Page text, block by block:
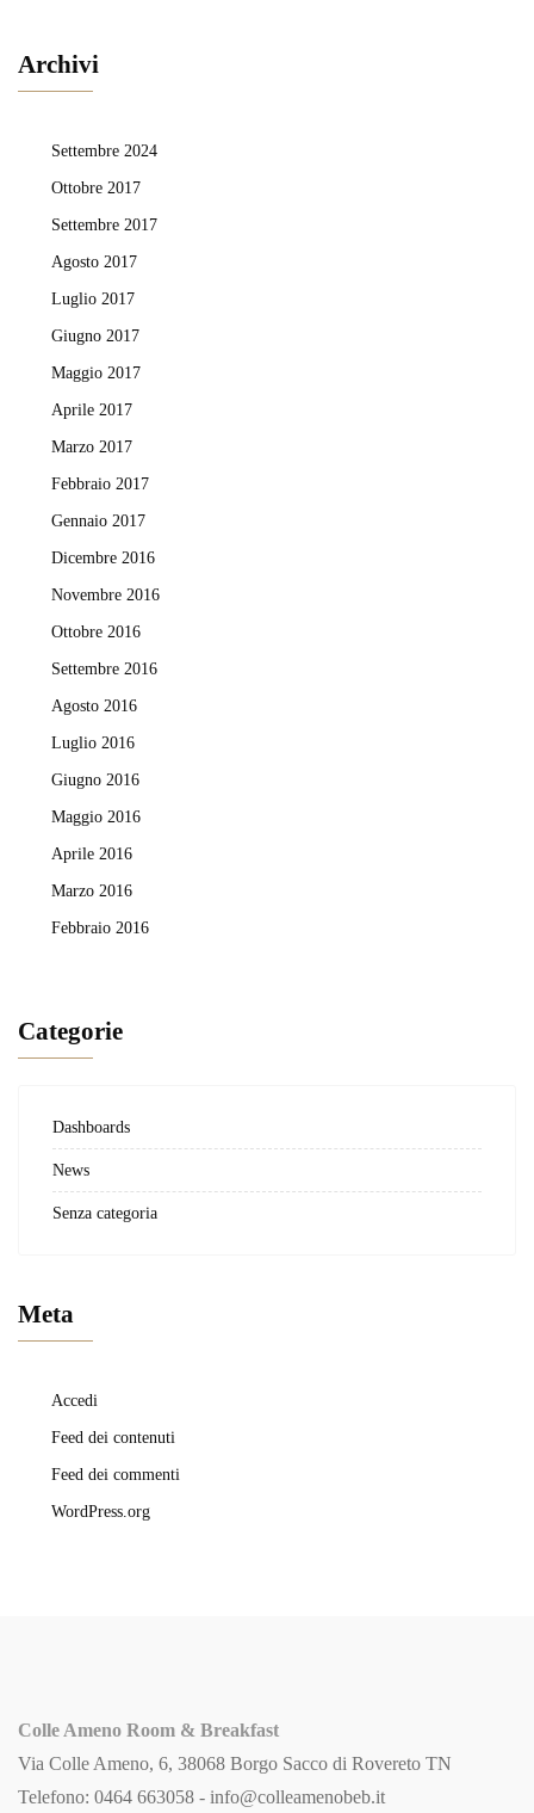
Archivi
Settembre 2024
Ottobre 2017
Settembre 2017
Agosto 2017
Luglio 2017
Giugno 2017
Maggio 2017
Aprile 2017
Marzo 2017
Febbraio 2017
Gennaio 2017
Dicembre 2016
Novembre 2016
Ottobre 2016
Settembre 2016
Agosto 2016
Luglio 2016
Giugno 2016
Maggio 2016
Aprile 2016
Marzo 2016
Febbraio 2016
Categorie
Dashboards
News
Senza categoria
Meta
Accedi
Feed dei contenuti
Feed dei commenti
WordPress.org
Colle Ameno Room & Breakfast
Via Colle Ameno, 6, 38068 Borgo Sacco di Rovereto TN
Telefono: 0464 663058 - info@colleamenobeb.it